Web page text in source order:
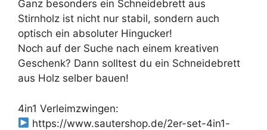
Ganz besonders ein Schneidebrett aus
Stirnholz ist nicht nur stabil, sondern auch
optisch ein absoluter Hingucker!
Noch auf der Suche nach einem kreativen
Geschenk? Dann solltest du ein Schneidebrett
aus Holz selber bauen!
4in1 Verleimzwingen:
https://www.sautershop.de/2er-set-4in1-